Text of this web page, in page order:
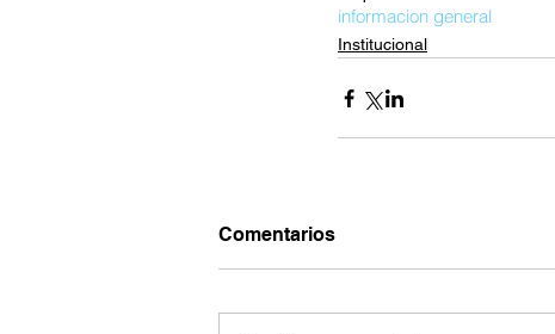
informacion general
Institucional
Comentarios